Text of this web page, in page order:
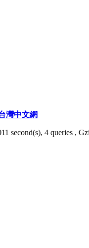
灣中文網
second(s), 4 queries ,